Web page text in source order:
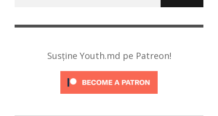
Susține Youth.md pe Patreon!